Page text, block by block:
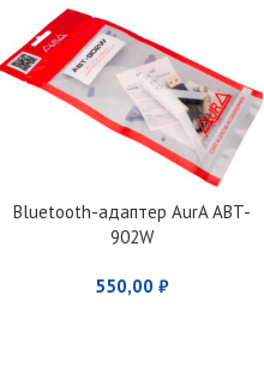
Bluetooth-адаптер AurA ABT-
902W
550,00 ₽